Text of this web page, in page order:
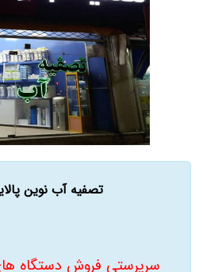
تصفیه آب نوین
سرپرستی فروش دستگاه